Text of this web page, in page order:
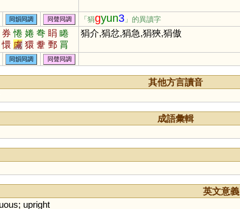
同韻同調 同聲同調 「狷gyun3 」的異讀字
券 惓 婘 弮 睊 睠
懁 鬳 獧 韏 鄄 罥
狷介,狷忿,狷急,狷狹,狷傲
同韻同調 同聲同調
其他方言讀音
成語彙輯
英文意義
; upright